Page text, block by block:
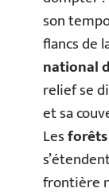
son
flancs de
national
relief se
et sa
Les
frontière